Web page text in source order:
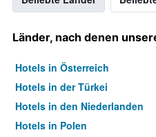
Länder, nach denen
Hotels in Österreich
Hotels in der Türkei
Hotels in den Niederlanden
Hotels in Polen